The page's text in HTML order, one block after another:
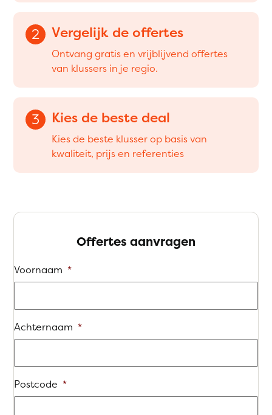
2 Vergelijk de offertes
Ontvang gratis en vrijblijvend offertes
van klussers in je regio.
3 Kies de beste deal
Kies de beste klusser op basis van
kwaliteit, prijs en referenties
Offertes aanvragen
Voornaam *
Achternaam *
Postcode *